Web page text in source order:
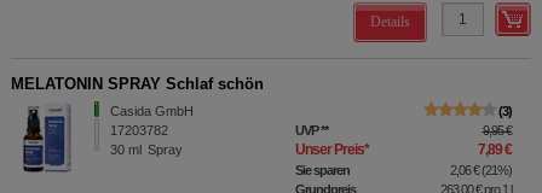
Details
MELATONIN SPRAY Schlaf schön
Casida GmbH
17203782
30 ml Spray
3
UVP** 9,95 €
Unser Preis* 7,89 €
Sie sparen 2,06 €(21%)
Grundpreis
263,00 €pro 1 l